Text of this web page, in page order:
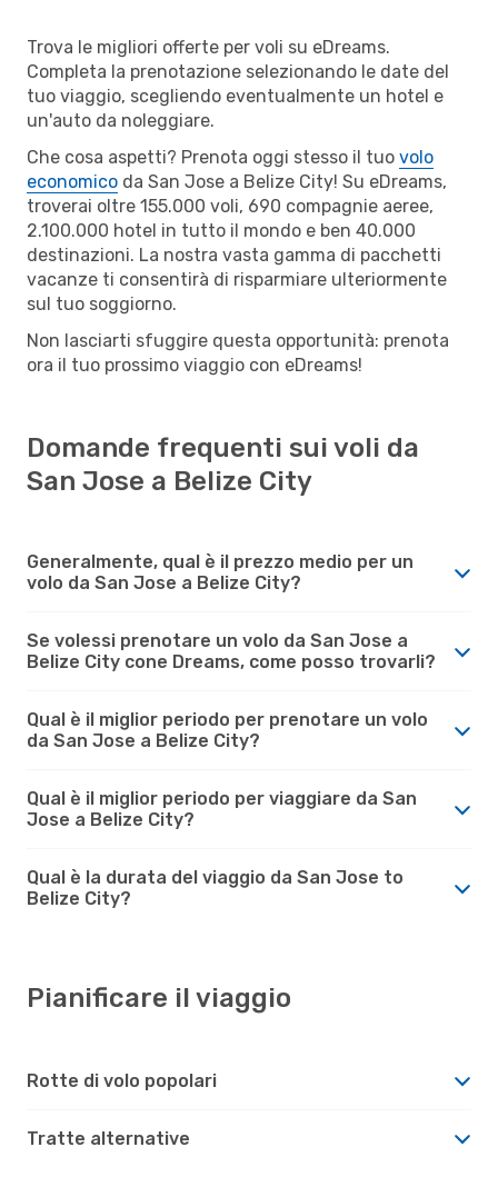
Trova le migliori offerte per voli su eDreams.
Completa la prenotazione selezionando le date del
tuo viaggio, scegliendo eventualmente un hotel e
un'auto da noleggiare.
Che cosa aspetti? Prenota oggi stesso il tuo volo
economico da San Jose a Belize City! Su eDreams,
troverai oltre 155.000 voli, 690 compagnie aeree,
2.100.000 hotel in tutto il mondo e ben 40.000
destinazioni. La nostra vasta gamma di pacchetti
vacanze ti consentirà di risparmiare ulteriormente
sul tuo soggiorno.
Non lasciarti sfuggire questa opportunità: prenota
ora il tuo prossimo viaggio con eDreams!
Domande frequenti sui voli da
San Jose a Belize City
Generalmente, qual è il prezzo medio per un
volo da San Jose a Belize City?
Se volessi prenotare un volo da San Jose a
Belize City cone Dreams, come posso trovarli?
Qual è il miglior periodo per prenotare un volo
da San Jose a Belize City?
Qual è il miglior periodo per viaggiare da San
Jose a Belize City?
Qual è la durata del viaggio da San Jose to
Belize City?
Pianificare il viaggio
Rotte di volo popolari
Tratte alternative